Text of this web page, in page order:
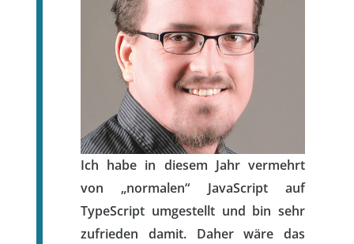
Ich habe in diesem Jahr vermehrt
von „normalen“ JavaScript auf
TypeScript umgestellt und bin sehr
zufrieden damit. Daher wäre das